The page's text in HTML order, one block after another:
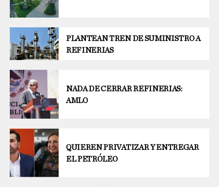
PLANTEAN TREN DE SUMINISTRO A
REFINERIAS
NADA DE CERRAR REFINERIAS:
AMLO
QUIEREN PRIVATIZAR Y ENTREGAR
EL PETRÓLEO